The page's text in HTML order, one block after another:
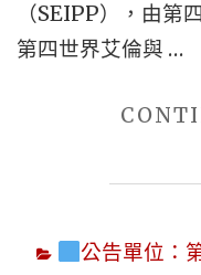
（SEIPP），由第
第四世界艾倫與 …
公告單位：